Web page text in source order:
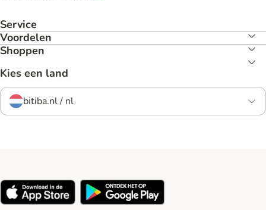
Service
Voordelen
Shoppen
Kies een land
bitiba.nl / nl